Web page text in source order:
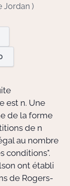
Actions
Doctorant·e·s
Bibliothèque
Informatique
Jordan )
est n. Une
de la forme
de n
au nombre
conditions".
ont établi
de Rogers-